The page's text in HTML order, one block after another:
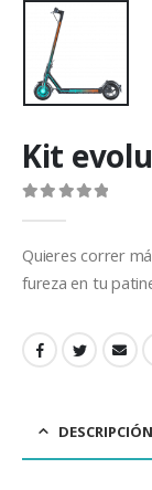
Kit
Quieres correr
fureza en tu
DESCRIPCIÓN